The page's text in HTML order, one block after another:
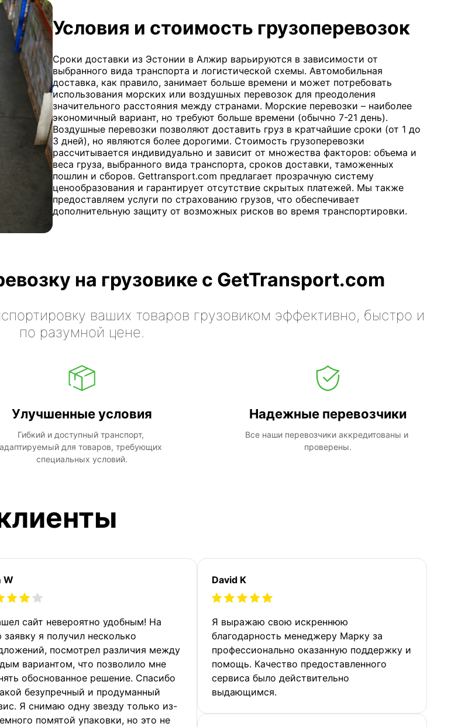
Условия и стоимость грузоперевозок
Сроки доставки из Эстонии в Алжир варьируются в зависимости от
выбранного вида транспорта и логистической схемы. Автомобильная
доставка, как правило, занимает больше времени и может потребовать
использования морских или воздушных перевозок для преодоления
значительного расстояния между странами. Морские перевозки – наиболее
экономичный вариант, но требуют больше времени (обычно 7-21 день).
Воздушные перевозки позволяют доставить груз в кратчайшие сроки (от 1 до
3 дней), но являются более дорогими. Стоимость грузоперевозки
рассчитывается индивидуально и зависит от множества факторов: объема и
веса груза, выбранного вида транспорта, сроков доставки, таможенных
пошлин и сборов. Gettransport.com предлагает прозрачную систему
ценообразования и гарантирует отсутствие скрытых платежей. Мы также
предоставляем услуги по страхованию грузов, что обеспечивает
дополнительную защиту от возможных рисков во время транспортировки.
на грузовике с GetTransport.com
ваших товаров грузовиком эффективно, быстро и
по разумной цене.
Улучшенные условия
Гибкий и доступный транспорт,
адаптируемый для товаров, требующих
специальных условий.
Надежные перевозчики
Все наши перевозчики аккредитованы и
проверены.
W
сайт невероятно удобным! На
я получил несколько
посмотрел различия между
вариантом, что позволило мне
обоснованное решение. Спасибо
безупречный и продуманный
Я снимаю одну звезду только из-
помятой упаковки, но это не
David K
Я выражаю свою искреннюю
благодарность менеджеру Марку за
профессионально оказанную поддержку и
помощь. Качество предоставленного
сервиса было действительно
выдающимся.